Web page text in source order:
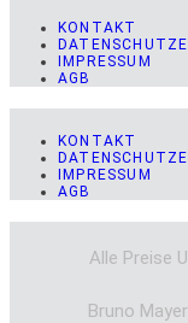
KONTAKT
IMPRESSUM
AGB
KONTAKT
IMPRESSUM
AGB
Alle Preise
Bruno